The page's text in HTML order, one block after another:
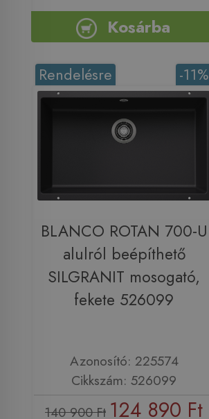
Kosárba
-11%
Rendelésre
BLANCO ROTAN 700-U
alulról beépíthető
SILGRANIT mosogató,
fekete 526099
Azonosító: 225574
Cikkszám: 526099
140 900 Ft 124 890 Ft